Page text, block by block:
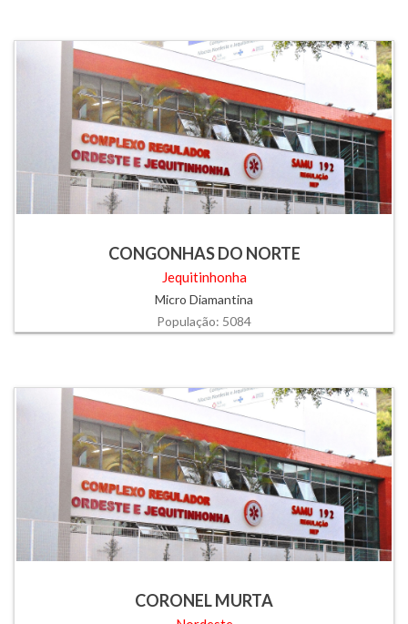
CONGONHAS DO NORTE
Jequitinhonha
Micro Diamantina
População: 5084
CORONEL MURTA